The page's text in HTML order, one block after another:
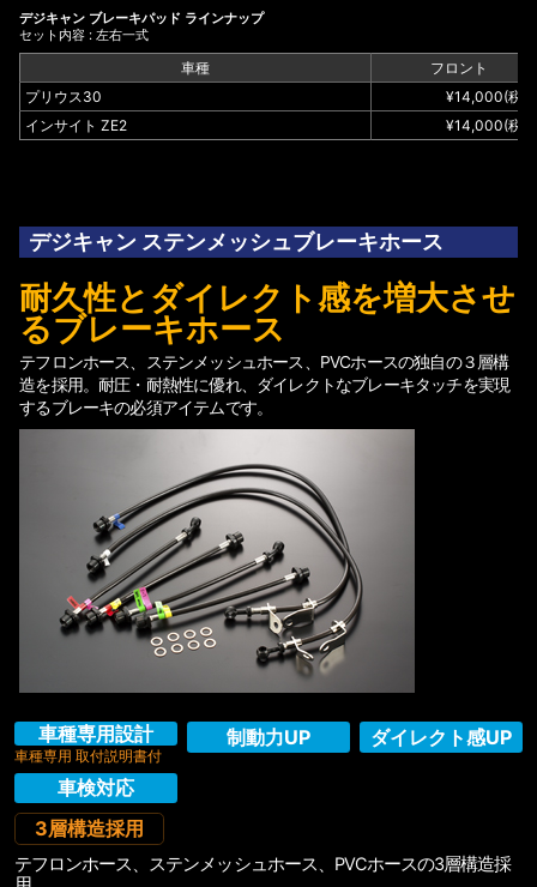
デジキャン ブレーキパッド ラインナップ
セット内容 : 左右一式
車種
フロント
プリウス30
¥14,000(税
インサイト ZE2
¥14,000(税
デジキャン ステンメッシュブレーキホース
耐久性とダイレクト感を増大させ
るブレーキホース
テフロンホース、ステンメッシュホース、PVCホースの独自の３層構
造を採用。耐圧・耐熱性に優れ、ダイレクトなブレーキタッチを実現
するブレーキの必須アイテムです。
車種専用設計
車種専用 取付説明書付
制動力UP ダイレクト感UP
車検対応
3層構造採用
テフロンホース、ステンメッシュホース、PVCホースの3層構造採